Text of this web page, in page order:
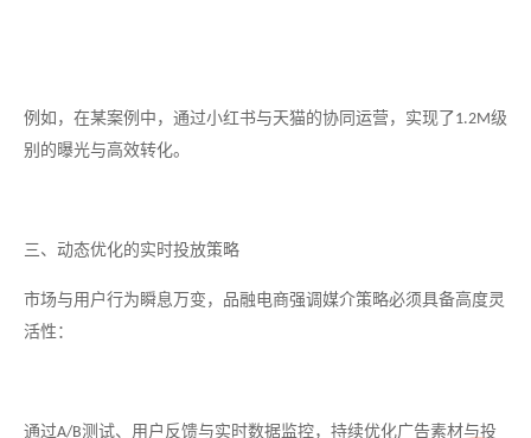
例如，在某案例中，通过小红书与天猫的协同运营，实现了1.2M级
别的曝光与高效转化。
三、动态优化的实时投放策略
市场与用户行为瞬息万变，品融电商强调媒介策略必须具备高度灵
活性：
通过A/B测试、用户反馈与实时数据监控，持续优化广告素材与投